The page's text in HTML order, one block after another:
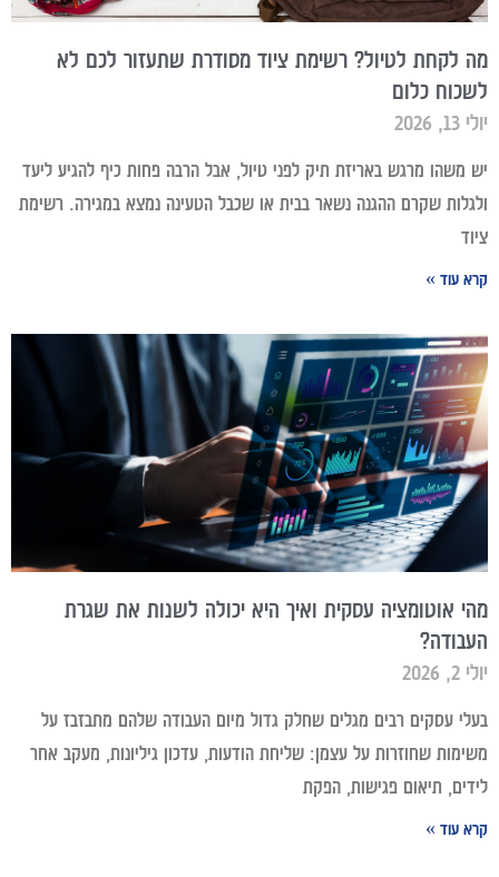
מה לקחת לטיול? רשימת ציוד מסודרת שתעזור לכם לא
לשכוח כלום
יולי 13, 2026
יש משהו מרגש באריזת תיק לפני טיול, אבל הרבה פחות כיף להגיע ליעד
ולגלות שקרם ההגנה נשאר בבית או שכבל הטעינה נמצא במגירה. רשימת
ציוד
קרא עוד »
מהי אוטומציה עסקית ואיך היא יכולה לשנות את שגרת
העבודה?
יולי 2, 2026
בעלי עסקים רבים מגלים שחלק גדול מיום העבודה שלהם מתבזבז על
משימות שחוזרות על עצמן: שליחת הודעות, עדכון גיליונות, מעקב אחר
לידים, תיאום פגישות, הפקת
קרא עוד »